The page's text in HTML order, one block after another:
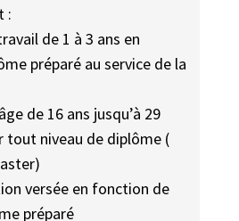
:
de 1 à 3 ans en
préparé au service de la
de 16 ans jusqu’à 29
tout niveau de diplôme (
versée en fonction de
préparé